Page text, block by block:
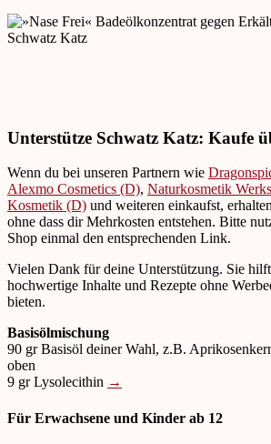
Unterstütze Schwatz Katz: Kaufe
Wenn du bei unseren Partnern wie
Alexmo Cosmetics (D), Naturkosmetik
Kosmetik (D) und weiteren einkaufst,
ohne dass dir Mehrkosten entstehen. Bitte
Shop einmal den entsprechenden Link.
Vielen Dank für deine Unterstützung. Sie
hochwertige Inhalte und Rezepte ohne
bieten.
Basisölmischung
90 gr Basisöl deiner Wahl, z.B.
oben
9 gr Lysolecithin →
Für Erwachsene und Kinder ab 12